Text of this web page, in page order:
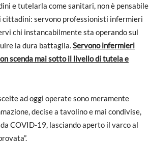
e tutelarla come sanitari, non è pensabile
cittadini: servono professionisti infermieri
chi instancabilmente sta operando sul
la dura battaglia. Servono infermieri
scenda mai sotto il livello di tutela e
ad oggi operate sono meramente
decise a tavolino e mai condivise,
COVID-19, lasciando aperto il varco al